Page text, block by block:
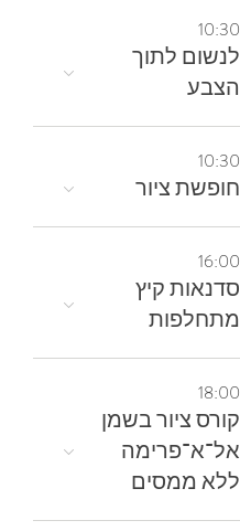
10:30
‬הצבע
10:30
חופשת ציור
16:00
סדנאות קיץ
מתחלפות
18:00
קורס ציור בשמן
אל־א־פרימה
ללא ממסים